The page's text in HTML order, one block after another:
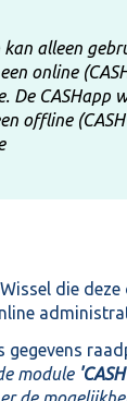
kan alleen
online
De CASHapp
offline
Wissel die
gegevens
module